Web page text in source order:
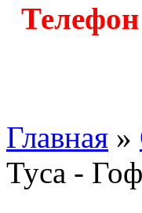
Главная »
Туса -